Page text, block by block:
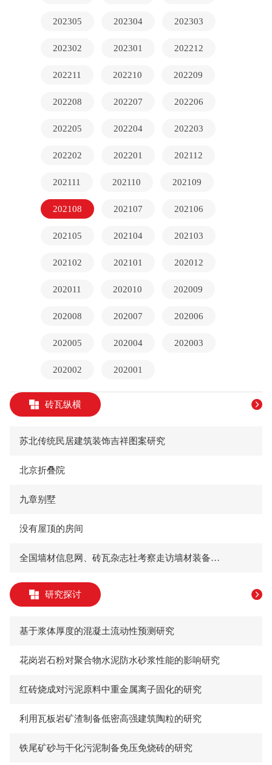
202305 202304 202303
202302 202301 202212
202211 202210 202209
202208 202207 202206
202205 202204 202203
202202 202201 202112
202111 202110 202109
202108 202107 202106
202105 202104 202103
202102 202101 202012
202011 202010 202009
202008 202007 202006
202005 202004 202003
202002 202001
砖瓦纵横
苏北传统民居建筑装饰吉祥图案研究
北京折叠院
九章别墅
没有屋顶的房间
全国墙材信息网、砖瓦杂志社考察走访墙材装备企业
研究探讨
基于浆体厚度的混凝土流动性预测研究
花岗岩石粉对聚合物水泥防水砂浆性能的影响研究
红砖烧成对污泥原料中重金属离子固化的研究
利用瓦板岩矿渣制备低密高强建筑陶粒的研究
铁尾矿砂与干化污泥制备免压免烧砖的研究